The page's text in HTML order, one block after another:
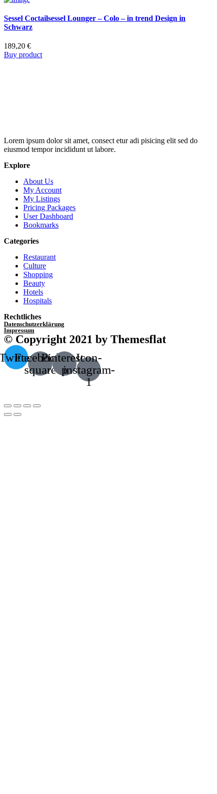
Sessel Coctailsessel Lounger – Colo – in trend Design in
Schwarz
189,20 €
Buy product
Lorem ipsum dolor sit amet, consect etur adi pisicing elit sed do
eiusmod tempor incididunt ut labore.
Explore
About Us
My Account
My Listings
Pricing Packages
User Dashboard
Bookmarks
Categories
Restaurant
Culture
Shopping
Beauty
Hotels
Hospitals
Rechtliches
Datenschutzerklärung
Impressum
© Copyright 2021 by Themesflat
Facebook-
square
Pinterest-
p
Icon-
instagram-
1